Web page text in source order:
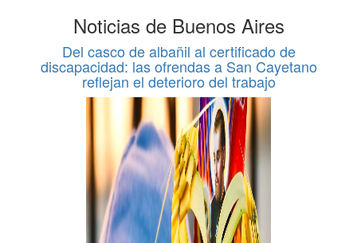
Noticias de Buenos Aires
Del casco de albañil al certificado de
discapacidad: las ofrendas a San Cayetano
reflejan el deterioro del trabajo